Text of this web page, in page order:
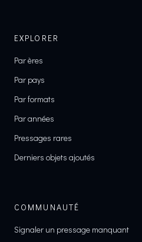
EXPLORER
Par ères
Par pays
Par formats
Par années
Pressages rares
Derniers objets ajoutés
COMMUNAUTÉ
Signaler un pressage manquant